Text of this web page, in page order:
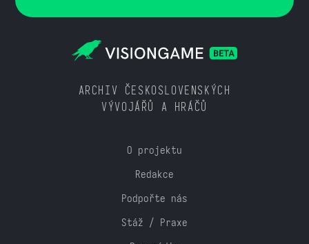
ARCHIV ČESKOSLOVENSKÝCH
VÝVOJÁŘŮ A HRÁČŮ
O projektu
Redakce
Podpořte nás
Stáž / Praxe